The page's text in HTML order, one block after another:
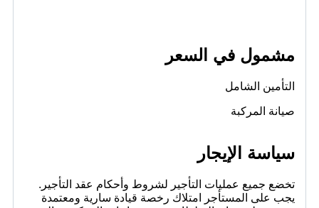
مشمول في السعر
التأمين الشامل
صيانة المركبة
سياسة الإيجار
تخضع جميع عمليات التأجير لشروط وأحكام عقد التأجير.
يجب على المستأجر امتلاك رخصة قيادة سارية ومعتمدة